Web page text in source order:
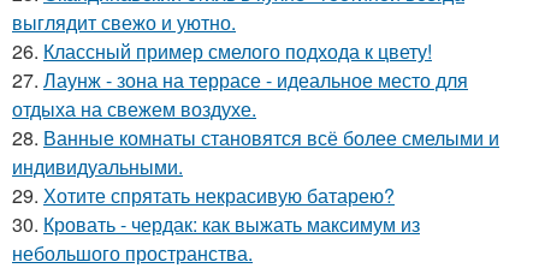
выглядит свежо и уютно.
26. Классный пример смелого подхода к цвету!
27. Лаунж - зона на террасе - идеальное место для
отдыха на свежем воздухе.
28. Ванные комнаты становятся всё более смелыми и
индивидуальными.
29. Хотите спрятать некрасивую батарею?
30. Кровать - чердак: как выжать максимум из
небольшого пространства.